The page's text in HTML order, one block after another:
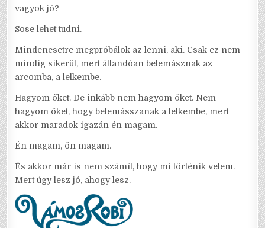
vagyok jó?
Sose lehet tudni.
Mindenesetre megpróbálok az lenni, aki. Csak ez nem
mindig sikerül, mert állandóan belemásznak az
arcomba, a lelkembe.
Hagyom őket. De inkább nem hagyom őket. Nem
hagyom őket, hogy belemásszanak a lelkembe, mert
akkor maradok igazán én magam.
Én magam, ön magam.
És akkor már is nem számít, hogy mi történik velem.
Mert úgy lesz jó, ahogy lesz.